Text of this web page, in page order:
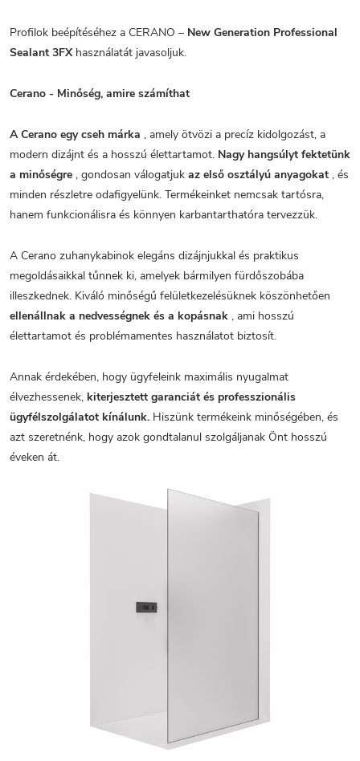
Profilok beépítéséhez a CERANO – New Generation Professional
Sealant 3FXhasználatát javasoljuk.
Cerano - Minőség, amire számíthat
A Cerano egy cseh márka , amely ötvözi a precíz kidolgozást, a
modern dizájnt és a hosszú élettartamot. Nagy hangsúlyt fektetünk
a minőségre , gondosan válogatjuk az első osztályú anyagokat , és
minden részletre odafigyelünk. Termékeinket nemcsak tartósra,
hanem funkcionálisra és könnyen karbantarthatóra tervezzük.
A Cerano zuhanykabinok elegáns dizájnjukkal és praktikus
megoldásaikkal tűnnek ki, amelyek bármilyen fürdőszobába
illeszkednek. Kiváló minőségű felületkezelésüknek köszönhetően
ellenállnak a nedvességnek és a kopásnak , ami hosszú
élettartamot és problémamentes használatot biztosít.
Annak érdekében, hogy ügyfeleink maximális nyugalmat
élvezhessenek, kiterjesztett garanciát és professzionális
ügyfélszolgálatot kínálunk. Hiszünk termékeink minőségében, és
azt szeretnénk, hogy azok gondtalanul szolgáljanak Önt hosszú
éveken át.